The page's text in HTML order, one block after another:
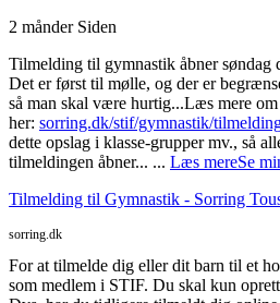
2 månder Siden
Tilmelding til gymnastik åbner søndag
Det er først til mølle, og der er
så man skal være hurtig...Læs mere
her: sorring.dk/stif/gymnastik/
dette opslag i klasse-grupper mv., så
tilmeldingen åbner... ... Læs mereSe
Tilmelding til Gymnastik - Sorring
sorring.dk
For at tilmelde dig eller dit barn til et
som medlem i STIF. Du skal kun